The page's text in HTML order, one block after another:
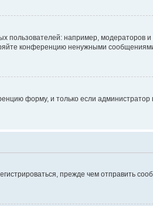
например, модераторов
конференцию ненужными
форму, и только если
прежде чем отправить